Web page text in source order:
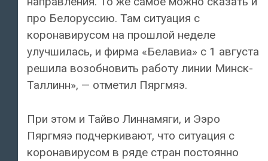
про Белоруссию. Там ситуация с
коронавирусом на прошлой неделе
улучшилась, и фирма «Белавиа» с 1 августа
решила возобновить работу линии Минск-
Таллинн», — отметил Пяргмяэ.
При этом и Тайво Линнамяги, и Ээро
Пяргмяэ подчеркивают, что ситуация с
коронавирусом в ряде стран постоянно